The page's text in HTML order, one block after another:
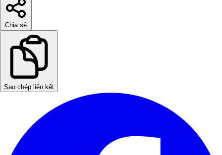
Chia sẻ
Sao chép liên kết